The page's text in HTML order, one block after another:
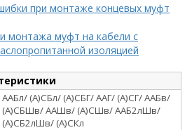
при монтаже концевых муфт
монтажа муфт на кабели с
изоляцией
ААБл/ (А)СБл/ (А)СБГ/ ААГ/ (А)СГ/ ААБв/
(А)СБШв/ ААШв/ (А)СШв/ ААБ2лШв/
(А)СБ2лШв/ (А)СКл